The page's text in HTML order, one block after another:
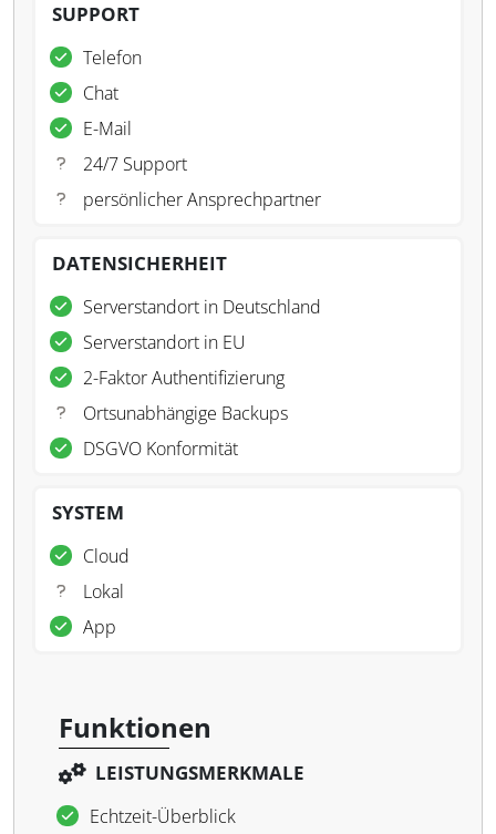
SUPPORT
Telefon
Chat
E-Mail
24/7 Support
persönlicher Ansprechpartner
DATENSICHERHEIT
Serverstandort in Deutschland
Serverstandort in EU
2-Faktor Authentifizierung
Ortsunabhängige Backups
DSGVO Konformität
SYSTEM
Cloud
Lokal
App
Funktionen
LEISTUNGSMERKMALE
Echtzeit-Überblick